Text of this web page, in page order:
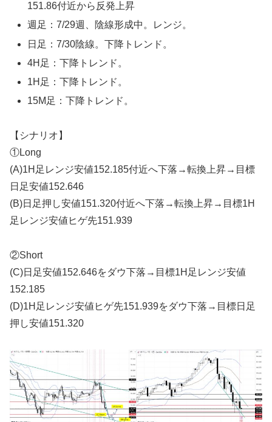
151.86付近から反発上昇
週足：7/29週、陰線形成中。レンジ。
日足：7/30陰線。下降トレンド。
4H足：下降トレンド。
1H足：下降トレンド。
15M足：下降トレンド。
【シナリオ】
①Long
(A)1H足レンジ安値152.185付近へ下落→転換上昇→目標
日足安値152.646
(B)日足押し安値151.320付近へ下落→転換上昇→目標1H
足レンジ安値ヒゲ先151.939
②Short
(C)日足安値152.646をダウ下落→目標1H足レンジ安値
152.185
(D)1H足レンジ安値ヒゲ先151.939をダウ下落→目標日足
押し安値151.320